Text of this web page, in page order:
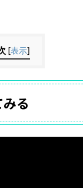
[表示]
る